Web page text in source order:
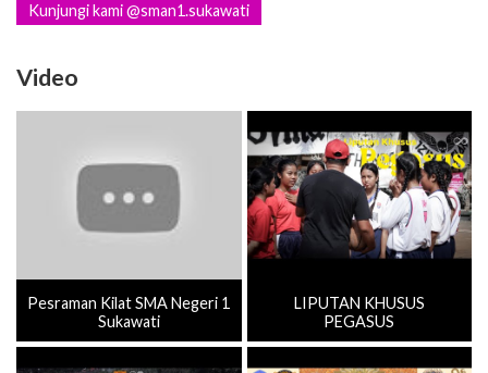
Kunjungi kami @sman1.sukawati
Video
Pesraman Kilat SMA Negeri 1
Sukawati
LIPUTAN KHUSUS
PEGASUS